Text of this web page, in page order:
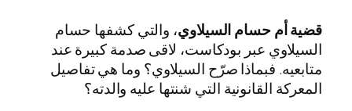
قضية أم حسام السيلاوي، والتي كشفها حسام
السيلاوي عبر بودكاست، لاقى صدمة كبيرة عند
متابعيه. فبماذا صرّح السيلاوي؟ وما هي تفاصيل
المعركة القانونية التي شنتها عليه والدته؟